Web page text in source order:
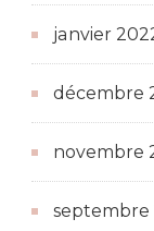
janvier
décembre
novembre
septembre